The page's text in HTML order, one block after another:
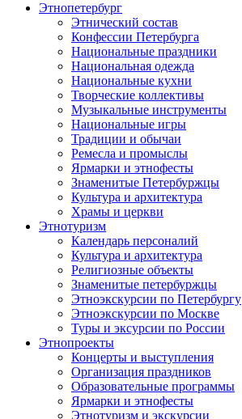
Этнопетербург
Этнический состав
Конфессии Петербурга
Национальные праздники
Национальная одежда
Национальные кухни
Творческие коллективы
Музыкальные инструменты
Национальные игры
Традиции и обычаи
Ремесла и промыслы
Ярмарки и этнофесты
Знаменитые Петербуржцы
Культура и архитектура
Храмы и церкви
Этнотуризм
Календарь персоналий
Культура и архитектура
Религиозные объекты
Знаменитые петербуржцы
Этноэкскурсии по Петербургу
Этноэкскурсии по Москве
Туры и эксурсии по России
Этнопроекты
Концерты и выступления
Организация праздников
Образовательные программы
Ярмарки и этнофесты
Этнотуризм и экскурсии